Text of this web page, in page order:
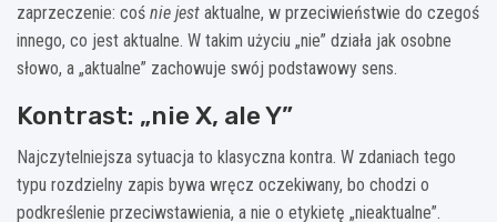
zaprzeczenie: coś nie jest aktualne, w przeciwieństwie do czegoś
innego, co jest aktualne. W takim użyciu „nie” działa jak osobne
słowo, a „aktualne” zachowuje swój podstawowy sens.
Kontrast: „nie X, ale Y”
Najczytelniejsza sytuacja to klasyczna kontra. W zdaniach tego
typu rozdzielny zapis bywa wręcz oczekiwany, bo chodzi o
podkreślenie przeciwstawienia, a nie o etykietę „nieaktualne”.